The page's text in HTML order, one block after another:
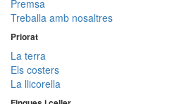
Premsa
Treballa amb nosaltres
Priorat
La terra
Els costers
La llicorella